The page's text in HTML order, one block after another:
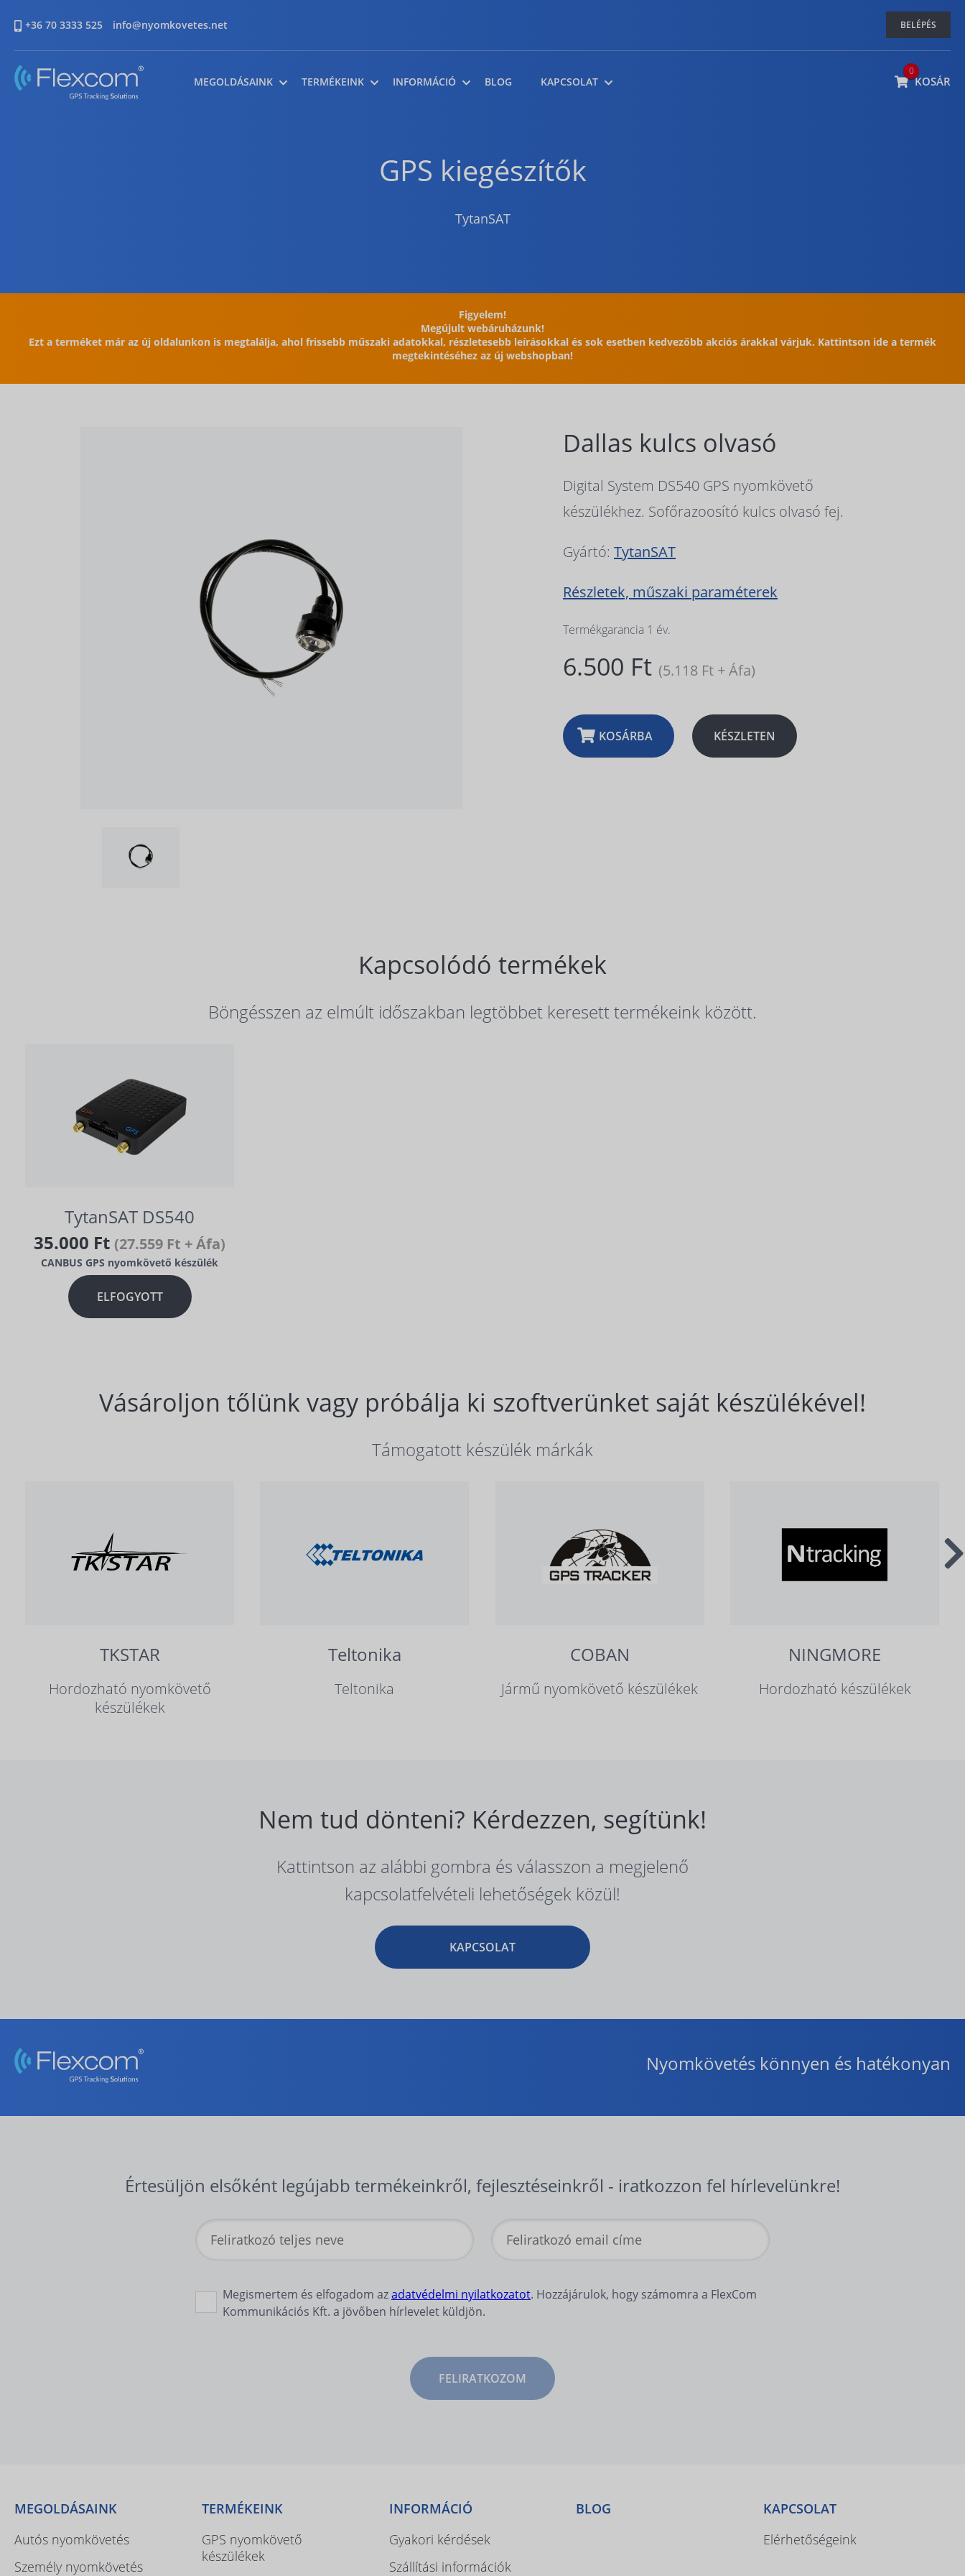
+36 70 3333 525 info@nyomkovetes.net BELÉPÉS
MEGOLDÁSAINK TERMÉKEINK INFORMÁCIÓ BLOG KAPCSOLAT
0
KOSÁR
GPS kiegészítők
TytanSAT
Figyelem!
Megújult webáruházunk!
Ezt a terméket már az új oldalunkon is megtalálja, ahol frissebb műszaki adatokkal, részletesebb leírásokkal és sok esetben kedvezőbb akciós árakkal várjuk. Kattintson ide a termék
megtekintéséhez az új webshopban!
Dallas kulcs olvasó
Digital System DS540 GPS nyomkövető
készülékhez. Sofőrazoosító kulcs olvasó fej.
Gyártó: TytanSAT
Részletek, műszaki paraméterek
Termékgarancia 1 év.
6.500 Ft (5.118 Ft + Áfa)
KOSÁRBA KÉSZLETEN
Kapcsolódó termékek
Böngésszen az elmúlt időszakban legtöbbet keresett termékeink között.
TytanSAT DS540
35.000 Ft (27.559 Ft + Áfa)
CANBUS GPS nyomkövető készülék
ELFOGYOTT
Vásároljon tőlünk vagy próbálja ki szoftverünket saját készülékével!
Támogatott készülék márkák
TKSTAR
Hordozható nyomkövető
készülékek
Teltonika
Teltonika
COBAN
Jármű nyomkövető készülékek
NINGMORE
Hordozható készülékek
Nem tud dönteni? Kérdezzen, segítünk!
Kattintson az alábbi gombra és válasszon a megjelenő
kapcsolatfelvételi lehetőségek közül!
KAPCSOLAT
Nyomkövetés könnyen és hatékonyan
Értesüljön elsőként legújabb termékeinkről, fejlesztéseinkről - iratkozzon fel hírlevelünkre!
Megismertem és elfogadom azadatvédelmi nyilatkozatot. Hozzájárulok, hogy számomra a FlexCom
Kommunikációs Kft. a jövőben hírlevelet küldjön.
FELIRATKOZOM
MEGOLDÁSAINK
Autós nyomkövetés
Személy nyomkövetés
TERMÉKEINK
GPS nyomkövető
készülékek
INFORMÁCIÓ
Gyakori kérdések
Szállítási információk
BLOG
KAPCSOLAT
Elérhetőségeink